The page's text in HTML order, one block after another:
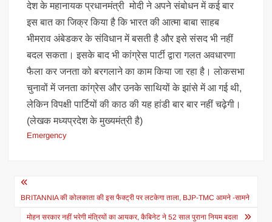
देश के महानायक प्रधानमंत्री मोदी ने अपने संबोधन में कई बार
इस बात का जिक्र किया है कि भारत की आत्मा बाबा साहब
भीमराव अंबेडकर के संविधान में बसती है और इसे संसद भी नहीं
बदल सकता। इसके बाद भी कांग्रेस पार्टी द्वारा गलत अवधारणा
फैला कर जनता को बरगलाने का काम किया जा रहा है। लोकसभा
चुनावों में जनता कांग्रेस और उनके साथियों के झांसे में आ गई थी,
लेकिन विपक्षी पार्टियों की काठ की यह हांडी बार बार नहीं चढ़ेगी।
(लेखक मध्यप्रदेश के मुख्यमंत्री है)
Emergency
Post
navigation
BRITANNIA की कोलकाता की इस फैक्ट्री पर लटकेगा ताला, BJP-TMC आमने -सामने
मोहन सरकार नहीं भरेगी मंत्रियों का आयकर, कैबिनेट ने 52 साल पुराना नियम बदला